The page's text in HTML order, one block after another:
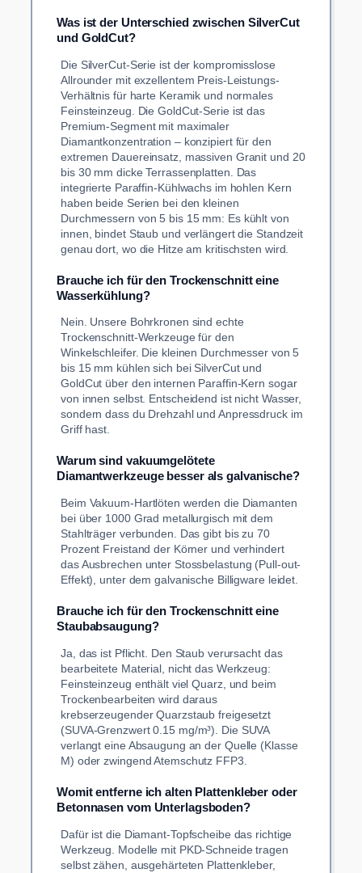
Was ist der Unterschied zwischen SilverCut
und GoldCut?
Die SilverCut-Serie ist der kompromisslose
Allrounder mit exzellentem Preis-Leistungs-
Verhältnis für harte Keramik und normales
Feinsteinzeug. Die GoldCut-Serie ist das
Premium-Segment mit maximaler
Diamantkonzentration – konzipiert für den
extremen Dauereinsatz, massiven Granit und 20
bis 30 mm dicke Terrassenplatten. Das
integrierte Paraffin-Kühlwachs im hohlen Kern
haben beide Serien bei den kleinen
Durchmessern von 5 bis 15 mm: Es kühlt von
innen, bindet Staub und verlängert die Standzeit
genau dort, wo die Hitze am kritischsten wird.
Brauche ich für den Trockenschnitt eine
Wasserkühlung?
Nein. Unsere Bohrkronen sind echte
Trockenschnitt-Werkzeuge für den
Winkelschleifer. Die kleinen Durchmesser von 5
bis 15 mm kühlen sich bei SilverCut und
GoldCut über den internen Paraffin-Kern sogar
von innen selbst. Entscheidend ist nicht Wasser,
sondern dass du Drehzahl und Anpressdruck im
Griff hast.
Warum sind vakuumgelötete
Diamantwerkzeuge besser als galvanische?
Beim Vakuum-Hartlöten werden die Diamanten
bei über 1000 Grad metallurgisch mit dem
Stahlträger verbunden. Das gibt bis zu 70
Prozent Freistand der Körner und verhindert
das Ausbrechen unter Stossbelastung (Pull-out-
Effekt), unter dem galvanische Billigware leidet.
Brauche ich für den Trockenschnitt eine
Staubabsaugung?
Ja, das ist Pflicht. Den Staub verursacht das
bearbeitete Material, nicht das Werkzeug:
Feinsteinzeug enthält viel Quarz, und beim
Trockenbearbeiten wird daraus
krebserzeugender Quarzstaub freigesetzt
(SUVA-Grenzwert 0.15 mg/m³). Die SUVA
verlangt eine Absaugung an der Quelle (Klasse
M) oder zwingend Atemschutz FFP3.
Womit entferne ich alten Plattenkleber oder
Betonnasen vom Unterlagsboden?
Dafür ist die Diamant-Topfscheibe das richtige
Werkzeug. Modelle mit PKD-Schneide tragen
selbst zähen, ausgehärteten Plattenkleber,